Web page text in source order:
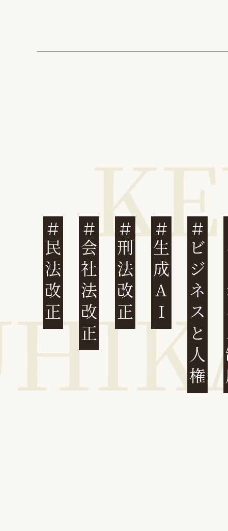
民法改正 会社法改正 刑法改正 生成AI ビジネスと人権